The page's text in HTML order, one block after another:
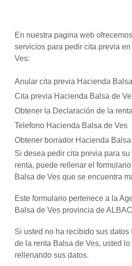
En nuestra pagina web
servicios para pedir cita previa
Ves:
Anular cita previa Hacienda
Cita previa Hacienda Balsa de
Obtener la Declaración de la
Telefono Hacienda Balsa de Ves
Obtener borrador Hacienda
Si desea pedir cita previa para
renta, puede rellenar el
Balsa de Ves que se encuentra
Este formulario pertenece a la
Balsa de Ves provincia de
Si usted no ha recibido sus
de la renta Balsa de Ves, usted
rellenando sus datos.